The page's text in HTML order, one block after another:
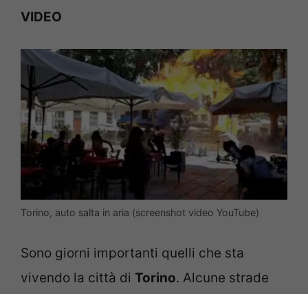
VIDEO
Torino, auto salta in aria (screenshot video YouTube)
Sono giorni importanti quelli che sta
vivendo la città di Torino. Alcune strade